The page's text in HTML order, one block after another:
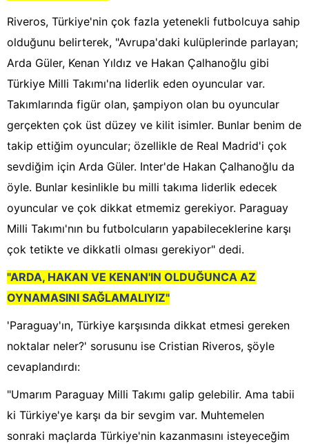
Riveros, Türkiye'nin çok fazla yetenekli futbolcuya sahip
olduğunu belirterek, "Avrupa'daki kulüplerinde parlayan;
Arda Güler, Kenan Yıldız ve Hakan Çalhanoğlu gibi
Türkiye Milli Takımı'na liderlik eden oyuncular var.
Takımlarında figür olan, şampiyon olan bu oyuncular
gerçekten çok üst düzey ve kilit isimler. Bunlar benim de
takip ettiğim oyuncular; özellikle de Real Madrid'i çok
sevdiğim için Arda Güler. Inter'de Hakan Çalhanoğlu da
öyle. Bunlar kesinlikle bu milli takıma liderlik edecek
oyuncular ve çok dikkat etmemiz gerekiyor. Paraguay
Milli Takımı'nın bu futbolcuların yapabileceklerine karşı
çok tetikte ve dikkatli olması gerekiyor" dedi.
"ARDA, HAKAN VE KENAN'IN OLDUĞUNCA AZ
OYNAMASINI SAĞLAMALIYIZ"
'Paraguay'ın, Türkiye karşısında dikkat etmesi gereken
noktalar neler?' sorusunu ise Cristian Riveros, şöyle
cevaplandırdı:
"Umarım Paraguay Milli Takımı galip gelebilir. Ama tabii
ki Türkiye'ye karşı da bir sevgim var. Muhtemelen
sonraki maçlarda Türkiye'nin kazanmasını isteyeceğim